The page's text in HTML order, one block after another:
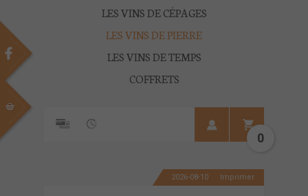
MULTIMEDIA
CONTACT
LES VINS DE CÉPAGES
LES VINS DE PIERRE
LES VINS DE TEMPS
COFFRETS
0
2026-08-10 Imprimer